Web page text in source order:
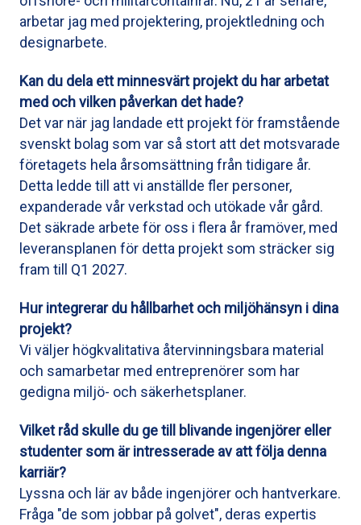
arbetar jag med projektering, projektledning och
designarbete.
Kan du dela ett minnesvärt projekt du har arbetat
med och vilken påverkan det hade?
Det var när jag landade ett projekt för framstående
svenskt bolag som var så stort att det motsvarade
företagets hela årsomsättning från tidigare år.
Detta ledde till att vi anställde fler personer,
expanderade vår verkstad och utökade vår gård.
Det säkrade arbete för oss i flera år framöver, med
leveransplanen för detta projekt som sträcker sig
fram till Q1 2027.
Hur integrerar du hållbarhet och miljöhänsyn i dina
projekt?
Vi väljer högkvalitativa återvinningsbara material
och samarbetar med entreprenörer som har
gedigna miljö- och säkerhetsplaner.
Vilket råd skulle du ge till blivande ingenjörer eller
studenter som är intresserade av att följa denna
karriär?
Lyssna och lär av både ingenjörer och hantverkare.
Fråga "de som jobbar på golvet", deras expertis